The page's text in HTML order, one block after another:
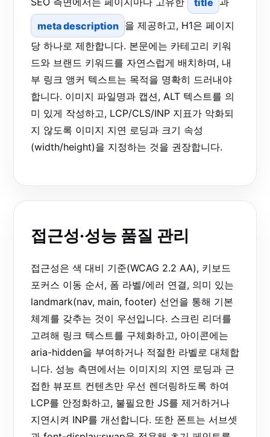
meta description 을 제공하고, H1은 페이지
당 하나로 제한합니다. 본문에는 카테고리 키워
드와 브랜드 키워드를 자연스럽게 배치하며, 내
부 링크 앵커 텍스트는 목적을 명확히 드러내야
합니다. 이미지 파일명과 캡션, ALT 텍스트를 의
미 있게 작성하고, LCP/CLS/INP 지표가 악화되
지 않도록 이미지 지연 로딩과 크기 속성
(width/height)을 지정하는 것을 권장합니다.
접근성·성능 품질 관리
접근성은 색 대비 기준(WCAG 2.2 AA), 키보드
포커스 이동 순서, 폼 라벨/에러 연결, 의미 있는
landmark(nav, main, footer) 선언을 통해 기본
체계를 갖추는 것이 우선입니다. 스크린 리더를
고려해 링크 텍스트를 구체화하고, 아이콘에는
aria-hidden을 부여하거나 적절한 라벨로 대체합
니다. 성능 측면에서는 이미지의 지연 로딩과 근
접한 뷰포트 컨텐츠만 우선 렌더링하도록 하여
LCP를 안정화하고, 불필요한 JS를 제거하거나
지연시켜 INP를 개선합니다. 또한 폰트는 서브셋